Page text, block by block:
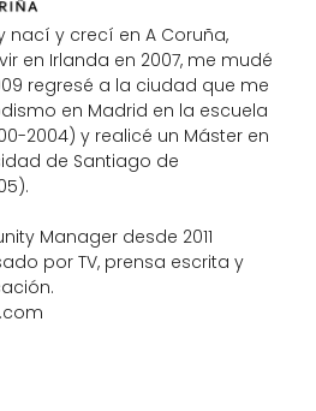
nací y crecí en A Coruña,
en Irlanda en 2007, me mudé
regresé a la ciudad que me
en Madrid en la escuela
2004) y realicé un Máster en
de Santiago de
Manager desde 2011
por TV, prensa escrita y